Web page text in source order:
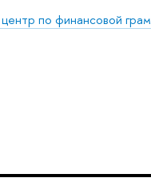
по финансовой